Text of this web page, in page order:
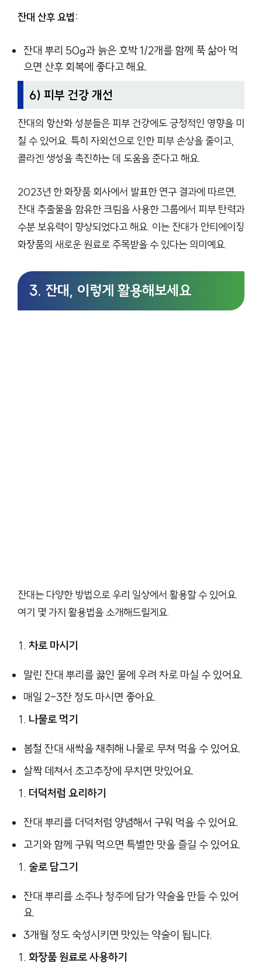
잔대 산후 요법:
잔대 뿌리 50g과 늙은 호박 1/2개를 함께 푹 삶아 먹
으면 산후 회복에 좋다고 해요.
6) 피부 건강 개선
잔대의 항산화 성분들은 피부 건강에도 긍정적인 영향을 미
칠 수 있어요. 특히 자외선으로 인한 피부 손상을 줄이고,
콜라겐 생성을 촉진하는 데 도움을 준다고 해요.
2023년 한 화장품 회사에서 발표한 연구 결과에 따르면,
잔대 추출물을 함유한 크림을 사용한 그룹에서 피부 탄력과
수분 보유력이 향상되었다고 해요. 이는 잔대가 안티에이징
화장품의 새로운 원료로 주목받을 수 있다는 의미예요.
3. 잔대, 이렇게 활용해보세요
잔대는 다양한 방법으로 우리 일상에서 활용할 수 있어요.
여기 몇 가지 활용법을 소개해드릴게요.
차로 마시기
말린 잔대 뿌리를 끓인 물에 우려 차로 마실 수 있어요.
매일 2-3잔 정도 마시면 좋아요.
나물로 먹기
봄철 잔대 새싹을 채취해 나물로 무쳐 먹을 수 있어요.
살짝 데쳐서 초고추장에 무치면 맛있어요.
더덕처럼 요리하기
잔대 뿌리를 더덕처럼 양념해서 구워 먹을 수 있어요.
고기와 함께 구워 먹으면 특별한 맛을 즐길 수 있어요.
술로 담그기
잔대 뿌리를 소주나 청주에 담가 약술을 만들 수 있어
요.
3개월 정도 숙성시키면 맛있는 약술이 됩니다.
화장품 원료로 사용하기